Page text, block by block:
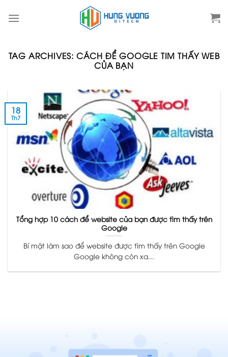
TAG ARCHIVES: CÁCH ĐỂ GOOGLE TIM THẤY WEB
CỦA BẠN
Tổng hợp 10 cách để website của bạn được tìm thấy trên
Google
Bí mật làm sao để website được tìm thấy trên Google
Google không còn xa...
18
Th7